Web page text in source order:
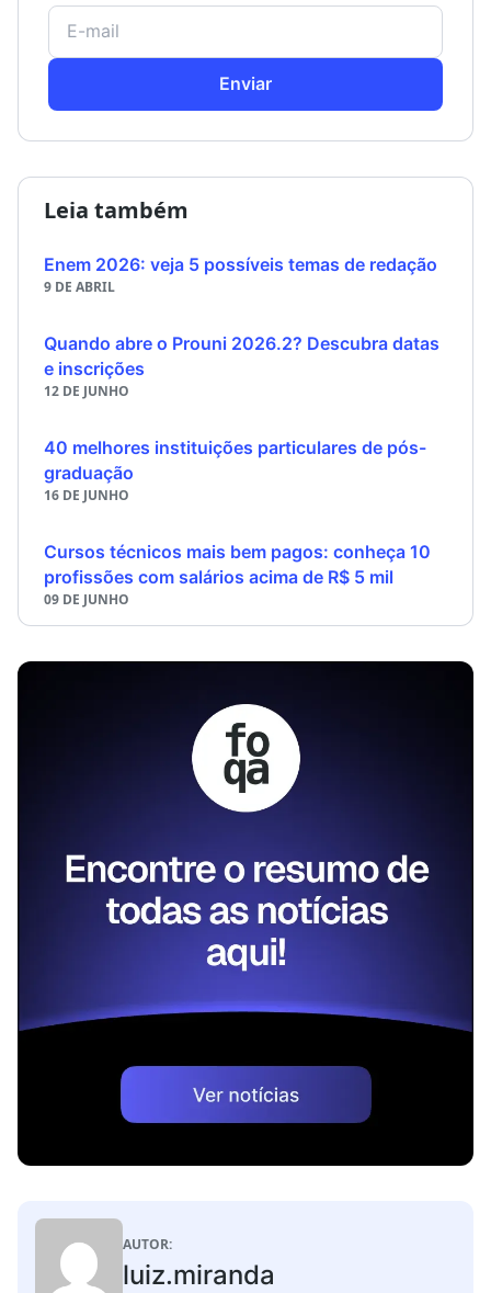
Enviar
Leia também
Enem 2026: veja 5 possíveis temas de redação
9 DE ABRIL
Quando abre o Prouni 2026.2? Descubra datas
e inscrições
12 DE JUNHO
40 melhores instituições particulares de pós-
graduação
16 DE JUNHO
Cursos técnicos mais bem pagos: conheça 10
profissões com salários acima de R$ 5 mil
09 DE JUNHO
AUTOR:
luiz.miranda